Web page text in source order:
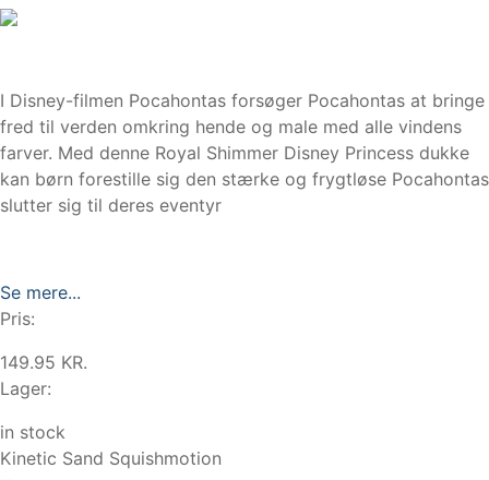
I Disney-filmen Pocahontas forsøger Pocahontas at bringe
fred til verden omkring hende og male med alle vindens
farver. Med denne Royal Shimmer Disney Princess dukke
kan børn forestille sig den stærke og frygtløse Pocahontas
slutter sig til deres eventyr
Se mere...
Pris:
149.95 KR.
Lager:
in stock
Kinetic Sand Squishmotion